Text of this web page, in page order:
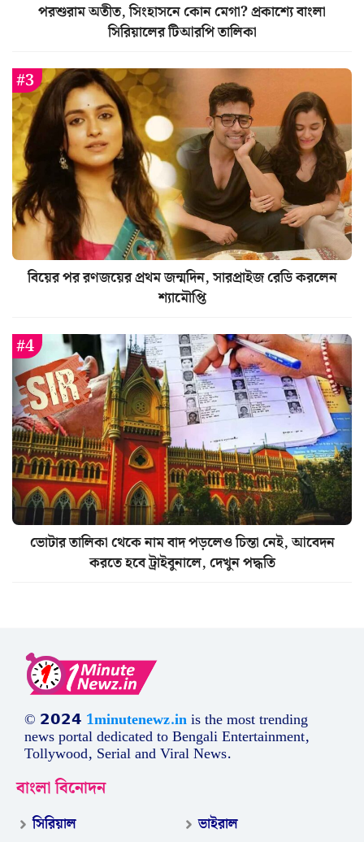
পরশুরাম অতীত, সিংহাসনে কোন মেগা? প্রকাশ্যে বাংলা
সিরিয়ালের টিআরপি তালিকা
বিয়ের পর রণজয়ের প্রথম জন্মদিন, সারপ্রাইজ রেডি করলেন
শ্যামৌপ্তি
ভোটার তালিকা থেকে নাম বাদ পড়লেও চিন্তা নেই, আবেদন
করতে হবে ট্রাইবুনালে, দেখুন পদ্ধতি
© 𝟮𝟬𝟮𝟰 1minutenewz.inis the most trending
news portal dedicated to Bengali Entertainment,
Tollywood, Serial and Viral News.
বাংলা বিনোদন
সিরিয়াল
ভাইরাল